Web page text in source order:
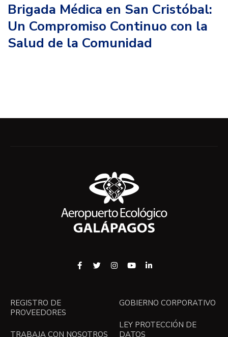
Brigada Médica en San Cristóbal:
Un Compromiso Continuo con la
Salud de la Comunidad
REGISTRO DE
PROVEEDORES
TRABAJA CON NOSOTROS
GOBIERNO CORPORATIVO
LEY PROTECCIÓN DE
DATOS